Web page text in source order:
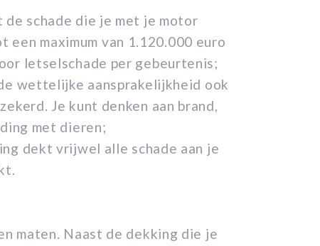
schade die je met je motor
maximum van 1.120.000 euro
letselschade per gebeurtenis;
wettelijke aansprakelijkheid ook
Je kunt denken aan brand,
met dieren;
dekt vrijwel alle schade aan je
maten. Naast de dekking die je